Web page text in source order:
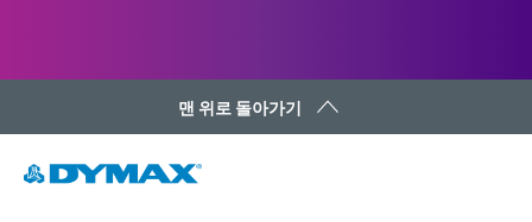
맨 위로 돌아가기